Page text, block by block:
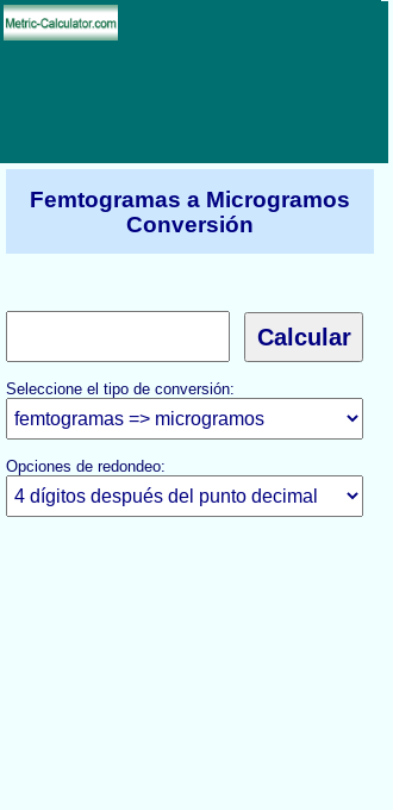
Femtogramas a Microgramos
Conversión
Seleccione el tipo de conversión:
Opciones de redondeo: